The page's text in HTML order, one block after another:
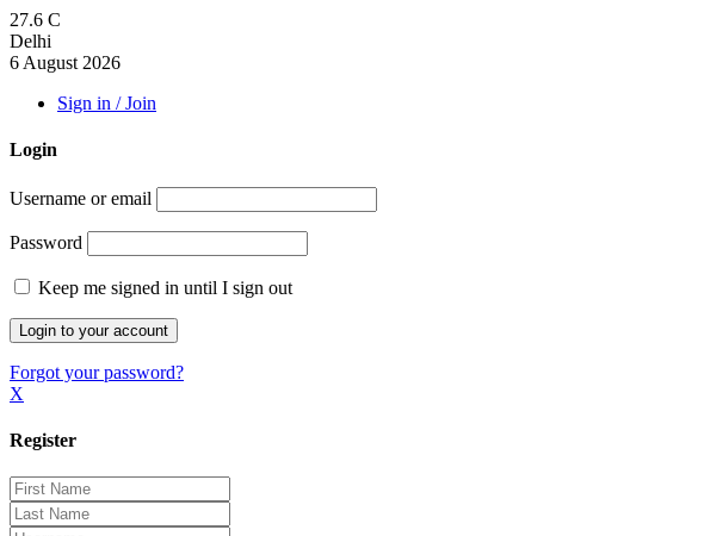
27.6 C
Delhi
6 August 2026
Sign in / Join
Login
Username or email
Password
Keep me signed in until I sign out
Forgot your password?
X
Register